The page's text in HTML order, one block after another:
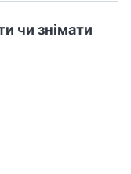
чи знімати